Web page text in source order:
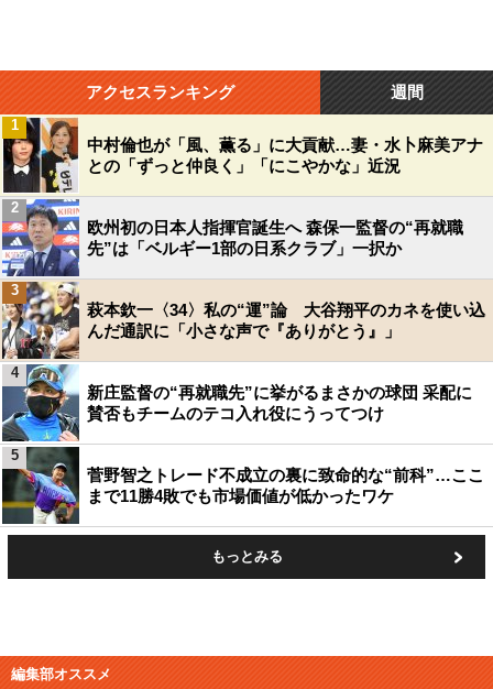
アクセスランキング 週間
中村倫也が「風、薫る」に大貢献…妻・水卜麻美アナ
との「ずっと仲良く」「にこやかな」近況
1
欧州初の日本人指揮官誕生へ 森保一監督の“再就職
先”は「ベルギー1部の日系クラブ」一択か
2
萩本欽一〈34〉私の“運”論 大谷翔平のカネを使い込
んだ通訳に「小さな声で『ありがとう』」
3
新庄監督の“再就職先”に挙がるまさかの球団 采配に
賛否もチームのテコ入れ役にうってつけ
4
菅野智之トレード不成立の裏に致命的な“前科”…ここ
まで11勝4敗でも市場価値が低かったワケ
5
もっとみる
編集部オススメ